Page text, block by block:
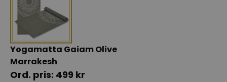
Yogamatta Gaiam Olive
Marrakesh
499 kr